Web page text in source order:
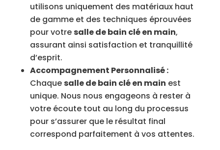
utilisons uniquement des matériaux haut
de gamme et des techniques éprouvées
pour votre salle de bain clé en main,
assurant ainsi satisfaction et tranquillité
d’esprit.
Accompagnement Personnalisé :
Chaque salle de bain clé en main est
unique. Nous nous engageons à rester à
votre écoute tout au long du processus
pour s’assurer que le résultat final
correspond parfaitement à vos attentes.